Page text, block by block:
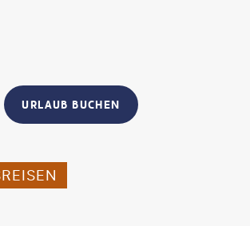
URLAUB BUCHEN